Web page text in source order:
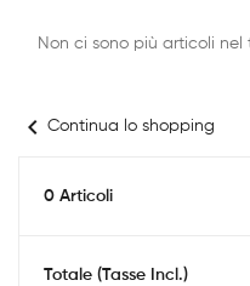
Non ci sono più articoli nel
chevron_left Continua lo shopping
0 Articoli
Totale (Tasse Incl.)